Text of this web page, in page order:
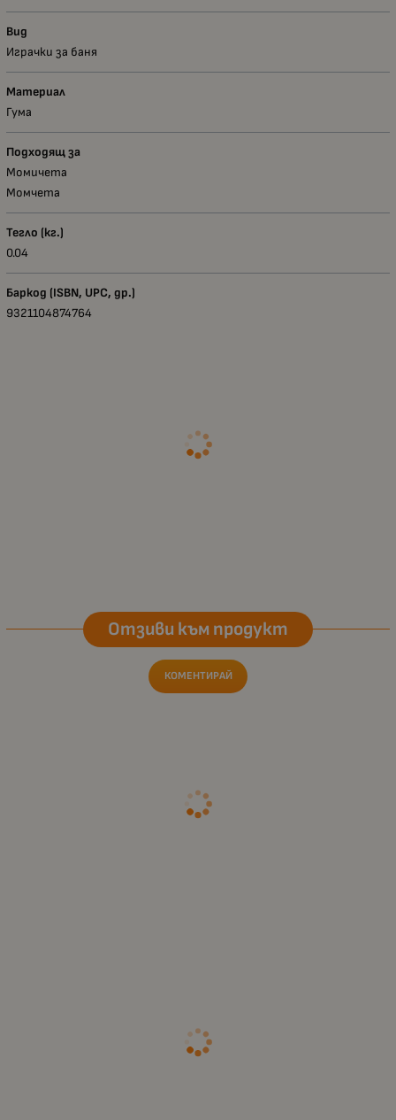
Вид
Играчки за баня
Материал
Гума
Подходящ за
Момичета
Момчета
Тегло (кг.)
0.04
Баркод (ISBN, UPC, др.)
9321104874764
Отзиви към продукт
КОМЕНТИРАЙ